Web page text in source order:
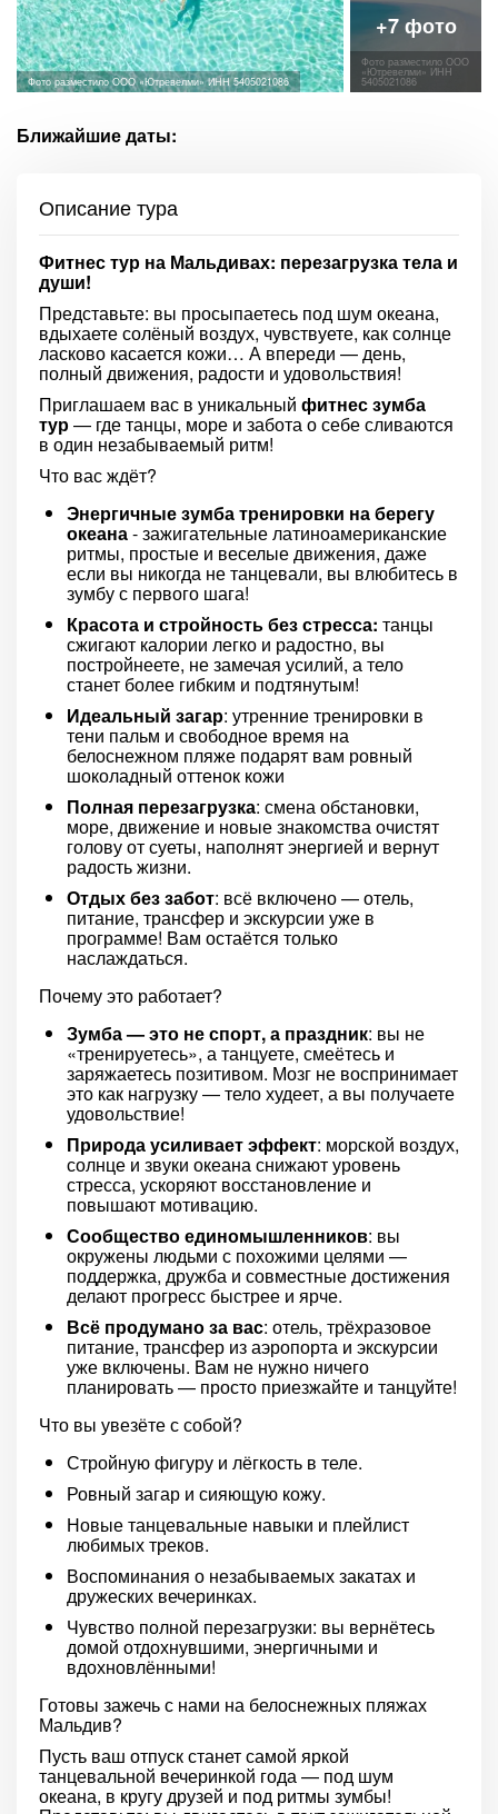
Фото разместило ООО «Ютревелми» ИНН 5405021086
Фото разместило ООО
«Ютревелми» ИНН
5405021086
Ближайшие даты:
Описание тура
Фитнес тур на Мальдивах: перезагрузка тела и
души!
Представьте: вы просыпаетесь под шум океана,
вдыхаете солёный воздух, чувствуете, как солнце
ласково касается кожи… А впереди — день,
полный движения, радости и удовольствия!
Приглашаем вас в уникальный фитнес зумба
тур— где танцы, море и забота о себе сливаются
в один незабываемый ритм!
Что вас ждёт?
Энергичные зумба тренировки на берегу
океана- зажигательные латиноамериканские
ритмы, простые и веселые движения, даже
если вы никогда не танцевали, вы влюбитесь в
зумбу с первого шага!
Красота и стройность без стресса: танцы
сжигают калории легко и радостно, вы
постройнеете, не замечая усилий, а тело
станет более гибким и подтянутым!
Идеальный загар: утренние тренировки в
тени пальм и свободное время на
белоснежном пляже подарят вам ровный
шоколадный оттенок кожи
Полная перезагрузка: смена обстановки,
море, движение и новые знакомства очистят
голову от суеты, наполнят энергией и вернут
радость жизни.
Отдых без забот: всё включено — отель,
питание, трансфер и экскурсии уже в
программе! Вам остаётся только
наслаждаться.
Почему это работает?
Зумба — это не спорт, а праздник: вы не
«тренируетесь», а танцуете, смеётесь и
заряжаетесь позитивом. Мозг не воспринимает
это как нагрузку — тело худеет, а вы получаете
удовольствие!
Природа усиливает эффект: морской воздух,
солнце и звуки океана снижают уровень
стресса, ускоряют восстановление и
повышают мотивацию.
Сообщество единомышленников: вы
окружены людьми с похожими целями —
поддержка, дружба и совместные достижения
делают прогресс быстрее и ярче.
Всё продумано за вас: отель, трёхразовое
питание, трансфер из аэропорта и экскурсии
уже включены. Вам не нужно ничего
планировать — просто приезжайте и танцуйте!
Что вы увезёте с собой?
Стройную фигуру и лёгкость в теле.
Ровный загар и сияющую кожу.
Новые танцевальные навыки и плейлист
любимых треков.
Воспоминания о незабываемых закатах и
дружеских вечеринках.
Чувство полной перезагрузки: вы вернётесь
домой отдохнувшими, энергичными и
вдохновлёнными!
Готовы зажечь с нами на белоснежных пляжах
Мальдив?
Пусть ваш отпуск станет самой яркой
танцевальной вечеринкой года — под шум
океана, в кругу друзей и под ритмы зумбы!